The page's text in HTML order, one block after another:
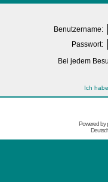
Benutzername:
Passwort:
Bei jedem
Ich
Powered by